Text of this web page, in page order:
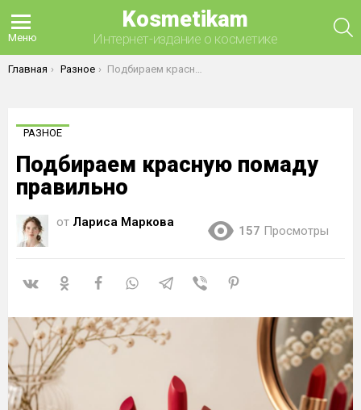
Меню
Kosmetikam
Интернет-издание о косметике
Вы здесь:
Главная Разное Подбираем красную помаду правильно
РАЗНОЕ
Подбираем красную помаду
правильно
от Лариса Маркова
157 Просмотры